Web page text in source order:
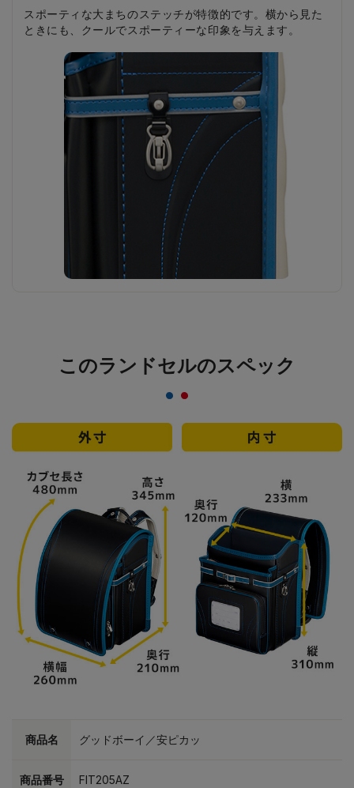
スポーティな大まちのステッチが特徴的です。横から見た
ときにも、クールでスポーティーな印象を与えます。
かぶせステッチはスポーティーな縦の曲線ラインでクール
なデザインが特徴です。カラーの縁どりがアクセントにな
このランドセルのデザインにぴったりのシンプルでスマー
トな反射びょう。自動車のライトに強く反射して安全で
前ポケットの周りをステッチと同じ色のパイピングで囲み
ました。カブセをあけたときのアクセントになっていま
背中がムレにくい、立体的な凹凸が特徴のウェービータッ
チα形状で通学時も快適。スタイリッシュなデザインもポイ
持ちやすく、しっかりとした厚みのある形状をしたスクエ
アーシルバーの引き手です。
曲線を描くステッチラインがスポーティな雰囲気を醸し出
す前ポケットです。
このランドセルのスペック
商品名 グッドボーイ／安ピカッ
商品番号 FIT205AZ